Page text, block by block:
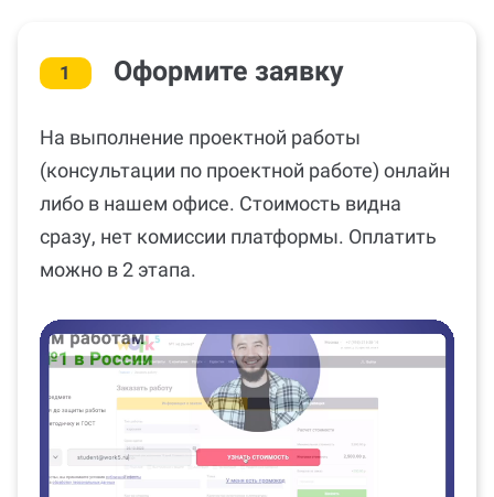
1 Оформите заявку
На выполнение проектной работы
(консультации по проектной работе) онлайн
либо в нашем офисе. Стоимость видна
сразу, нет комиссии платформы. Оплатить
можно в 2 этапа.